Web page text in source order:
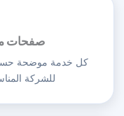
صفحات
كل خدمة موضحة
للشركة